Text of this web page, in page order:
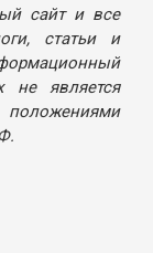
сайт и все
статьи и
не является